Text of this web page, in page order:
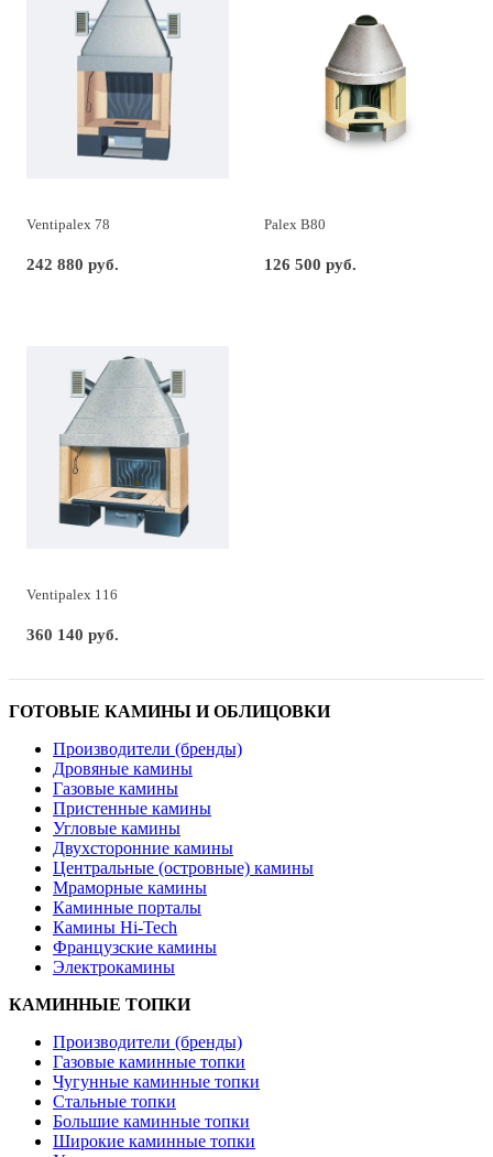
Ventipalex 78
242 880 руб.
Palex B80
126 500 руб.
Ventipalex 116
360 140 руб.
ГОТОВЫЕ КАМИНЫ И ОБЛИЦОВКИ
Производители (бренды)
Дровяные камины
Газовые камины
Пристенные камины
Угловые камины
Двухсторонние камины
Центральные (островные) камины
Мраморные камины
Каминные порталы
Камины Hi-Tech
Французские камины
Электрокамины
КАМИННЫЕ ТОПКИ
Производители (бренды)
Газовые каминные топки
Чугунные каминные топки
Стальные топки
Большие каминные топки
Широкие каминные топки